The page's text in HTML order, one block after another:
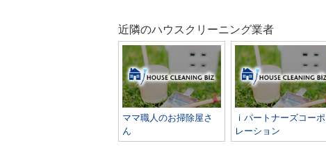
近隣のハウスクリーニング業者
ママ職人のお掃除屋さ
ん
ｉパートナーズコーポ
レーション